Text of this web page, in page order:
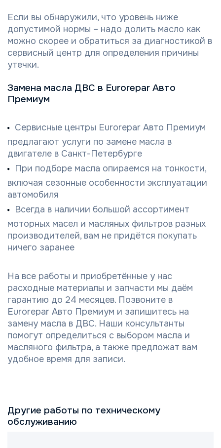
Если вы обнаружили, что уровень ниже
допустимой нормы – надо долить масло как
можно скорее и обратиться за диагностикой в
сервисный центр для определения причины
утечки.
Замена масла ДВС в Eurorepar Авто
Премиум
Сервисные центры Eurorepar Авто Премиум
предлагают услуги по замене масла в
двигателе в Санкт-Петербурге
При подборе масла опираемся на тонкости,
включая сезонные особенности эксплуатации
автомобиля
Всегда в наличии большой ассортимент
моторных масел и масляных фильтров разных
производителей, вам не придётся покупать
ничего заранее
На все работы и приобретённые у нас
расходные материалы и запчасти мы даём
гарантию до 24 месяцев. Позвоните в
Eurorepar Авто Премиум и запишитесь на
замену масла в ДВС. Наши консультанты
помогут определиться с выбором масла и
масляного фильтра, а также предложат вам
удобное время для записи.
Другие работы по техническому
обслуживанию